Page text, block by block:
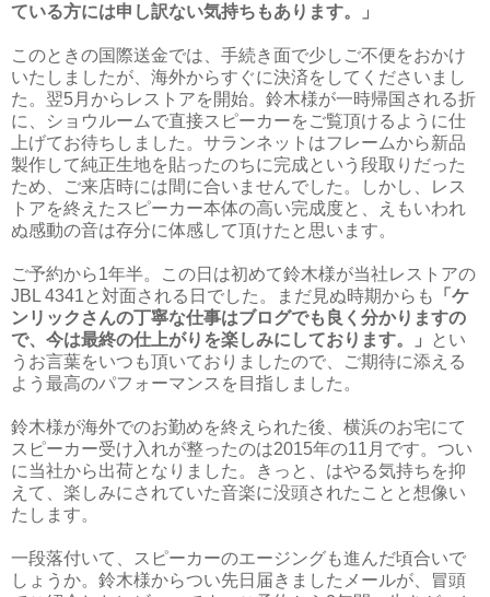
ている方には申し訳ない気持ちもあります。」
このときの国際送金では、手続き面で少しご不便をおかけ
いたしましたが、海外からすぐに決済をしてくださいまし
た。翌5月からレストアを開始。鈴木様が一時帰国される折
に、ショウルームで直接スピーカーをご覧頂けるように仕
上げてお待ちしました。サランネットはフレームから新品
製作して純正生地を貼ったのちに完成という段取りだった
ため、ご来店時には間に合いませんでした。しかし、レス
トアを終えたスピーカー本体の高い完成度と、えもいわれ
ぬ感動の音は存分に体感して頂けたと思います。
ご予約から1年半。この日は初めて鈴木様が当社レストアの
JBL 4341と対面される日でした。まだ見ぬ時期からも
「ケ
ンリックさんの丁寧な仕事はブログでも良く分かりますの
で、 今は最終の仕上がりを楽しみにしております。」
とい
うお言葉をいつも頂いておりましたので、ご期待に添える
よう最高のパフォーマンスを目指しました。
鈴木様が海外でのお勤めを終えられた後、横浜のお宅にて
スピーカー受け入れが整ったのは2015年の11月です。つい
に当社から出荷となりました。きっと、はやる気持ちを抑
えて、楽しみにされていた音楽に没頭されたことと想像い
たします。
一段落付いて、スピーカーのエージングも進んだ頃合いで
しょうか。鈴木様からつい先日届きましたメールが、冒頭